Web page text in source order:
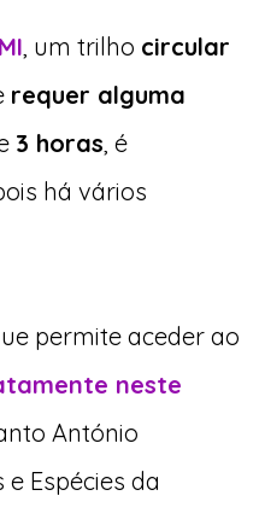
, um trilho circular
requer alguma
3 horas, é
há vários
permite aceder ao
neste
António
Espécies da